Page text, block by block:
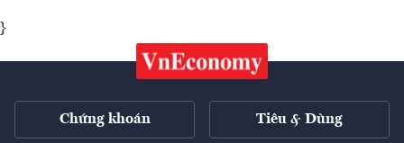
}
Chứng khoán Tiêu & Dùng